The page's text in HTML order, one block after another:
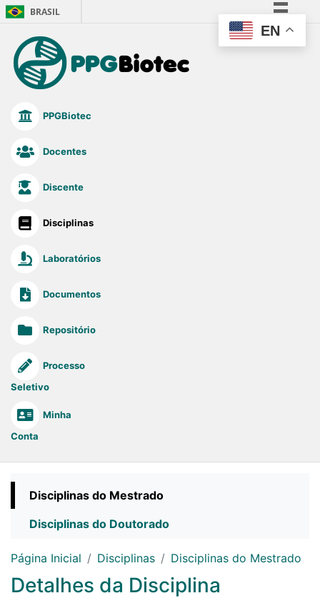
EN
BRASIL
Simplifique!
PPGBiotec
Docentes
Discente
Disciplinas
Laboratórios
Documentos
Repositório
Processo
Seletivo
Minha
Conta
Disciplinas do Mestrado
Disciplinas do Doutorado
Página Inicial Disciplinas Disciplinas do Mestrado
Detalhes da Disciplina